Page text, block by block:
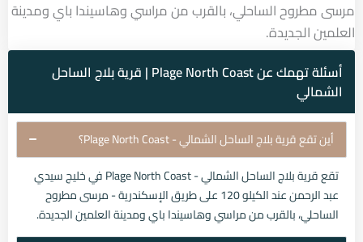
مرسى مطروح الساحلي، بالقرب من مراسي وهاسيندا باي ومدينة
العلمين الجديدة.
أسئلة تهمك عن Plage North Coast | قرية بلاج الساحل
الشمالي
أين تقع قرية بلاج الساحل الشمالي - Plage North Coast؟
تقع قرية بلاج الساحل الشمالي - Plage North Coast في خليج سيدي
عبد الرحمن عند الكيلو 120 على طريق الإسكندرية - مرسى مطروح
الساحلي، بالقرب من مراسي وهاسيندا باي ومدينة العلمين الجديدة.